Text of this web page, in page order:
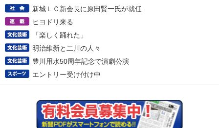
新城ＬＣ新会長に原田賢一氏が就任
ヒヨドリ来る
「楽しく踊れた」
明治維新と二川の人々
豊川用水50周年記念で演劇公演
エントリー受け付け中